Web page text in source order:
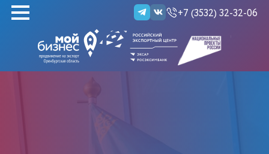
+7 (3532) 32-32-06